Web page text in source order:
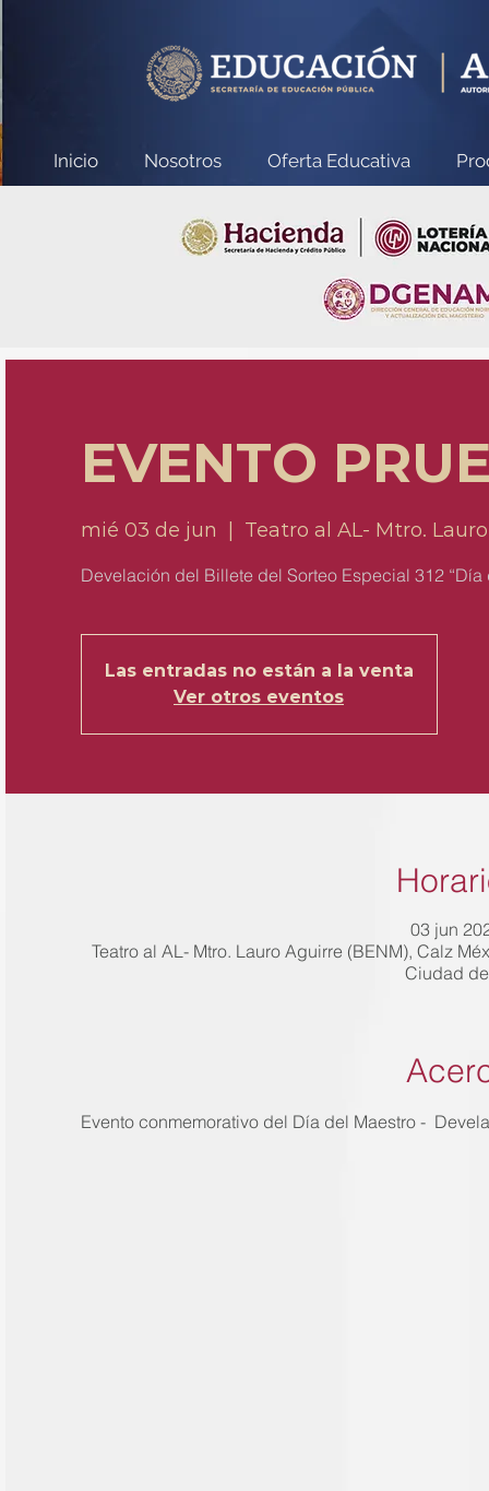
Inicio Nosotros Oferta Educativa
EVENTO
mié 03 de jun Teatro al AL- Mtro.
Develación del Billete del Sorteo Especial 312 “Día
Las entradas no están a la venta
Ver otros eventos
03 jun
Teatro al AL- Mtro. Lauro Aguirre (BENM), Calz
Ciudad
Evento conmemorativo del Día del Maestro -